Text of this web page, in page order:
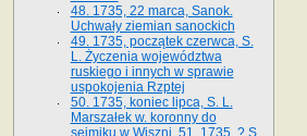
48. 1735, 22 marca, Sanok.
Uchwały ziemian sanockich
49. 1735, początek czerwca, S.
L. Życzenia województwa
ruskiego i innych w sprawie
uspokojenia Rzptej
50. 1735, koniec lipca, S. L.
Marszałek w. koronny do
sejmiku w Wiszni. 51. 1735, ? S.